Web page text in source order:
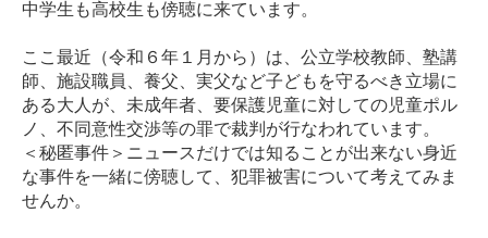
中学生も高校生も傍聴に来ています。
ここ最近（令和６年１月から）は、公立学校教師、塾講
師、施設職員、養父、実父など子どもを守るべき立場に
ある大人が、未成年者、要保護児童に対しての児童ポル
ノ、不同意性交渉等の罪で裁判が行なわれています。
＜秘匿事件＞ニュースだけでは知ることが出来ない身近
な事件を一緒に傍聴して、犯罪被害について考えてみま
せんか。